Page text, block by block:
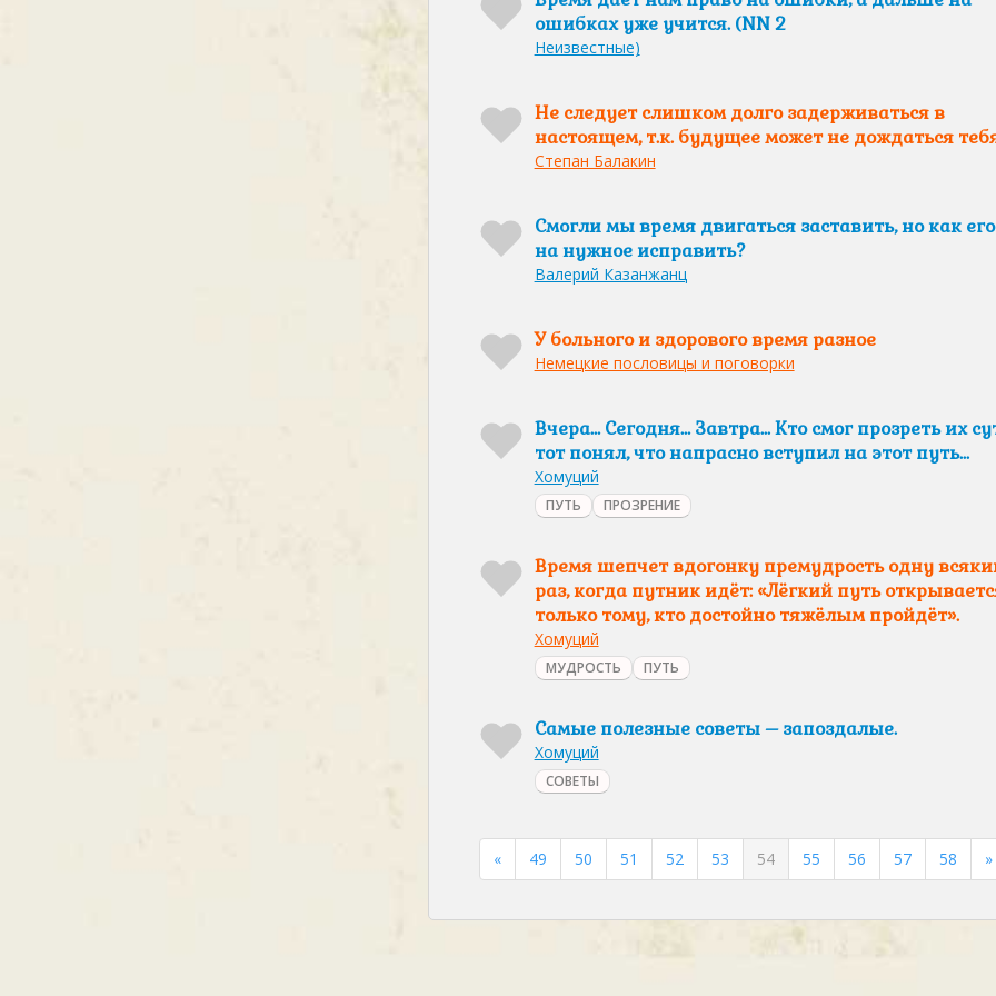
ошибках уже учится. (NN 2
Неизвестные)
Не следует слишком долго задерживаться в
настоящем, т.к. будущее может не дождаться
Степан Балакин
Смогли мы время двигаться заставить, но как его
на нужное исправить?
Валерий Казанжанц
У больного и здорового время разное
Немецкие пословицы и поговорки
Вчера… Сегодня… Завтра... Кто смог прозреть их
тот понял, что напрасно вступил на этот путь...
Хомуций
ПУТЬ ПРОЗРЕНИЕ
Время шепчет вдогонку премудрость одну
раз, когда путник идёт: «Лёгкий путь
только тому, кто достойно тяжёлым пройдёт».
Хомуций
МУДРОСТЬ ПУТЬ
Самые полезные советы – запоздалые.
Хомуций
СОВЕТЫ
« 49 50 51 52 53 54 55 56 57 58 »